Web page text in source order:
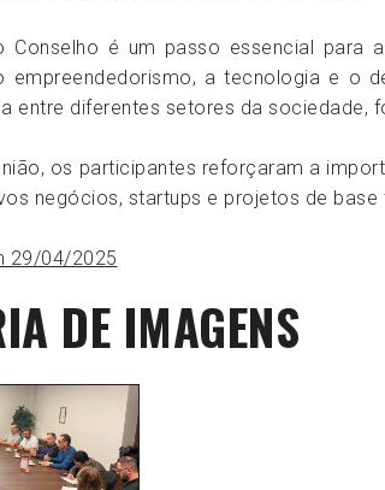
Conselho é um passo essencial para
empreendedorismo, a tecnologia e o
entre diferentes setores da sociedade,
os participantes reforçaram a
negócios, startups e projetos de base
29/04/2025
DE IMAGENS